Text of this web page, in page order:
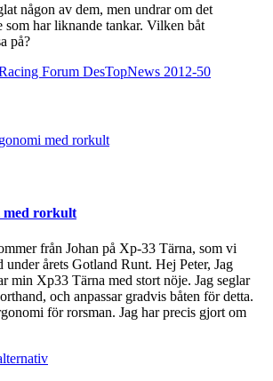
någon av dem, men undrar om det
som har liknande tankar. Vilken båt
på?
Forum DesTopNews 2012-50
med rorkult
från Johan på Xp-33 Tärna, som vi
under årets Gotland Runt. Hej Peter, Jag
min Xp33 Tärna med stort nöje. Jag seglar
och anpassar gradvis båten för detta.
för rorsman. Jag har precis gjort om